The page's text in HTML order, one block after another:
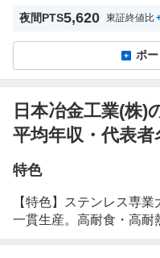
夜間PTS5,620 東証終値比
ポ
日本冶金工業(株)
平均年収・代表者
特色
【特色】ステンレス専
一貫生産。高耐食・高耐